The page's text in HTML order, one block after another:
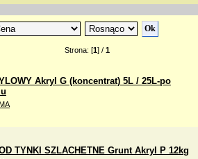
Strona: [1] / 1
Akryl G (koncentrat) 5L / 25L-po
TYNKI SZLACHETNE Grunt Akryl P 12kg